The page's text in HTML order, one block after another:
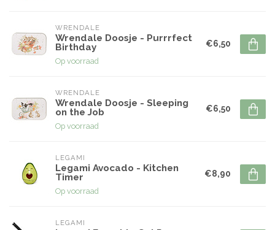
WRENDALE
Wrendale Doosje - Purrrfect
Birthday
Op voorraad
€6,50
WRENDALE
Wrendale Doosje - Sleeping
on the Job
Op voorraad
€6,50
LEGAMI
Legami Avocado - Kitchen
Timer
Op voorraad
€8,90
LEGAMI